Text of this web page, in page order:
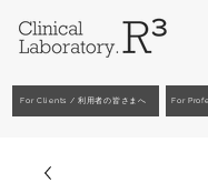
For Clients / 利用者の皆さまへ For